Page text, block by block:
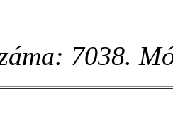
7038.